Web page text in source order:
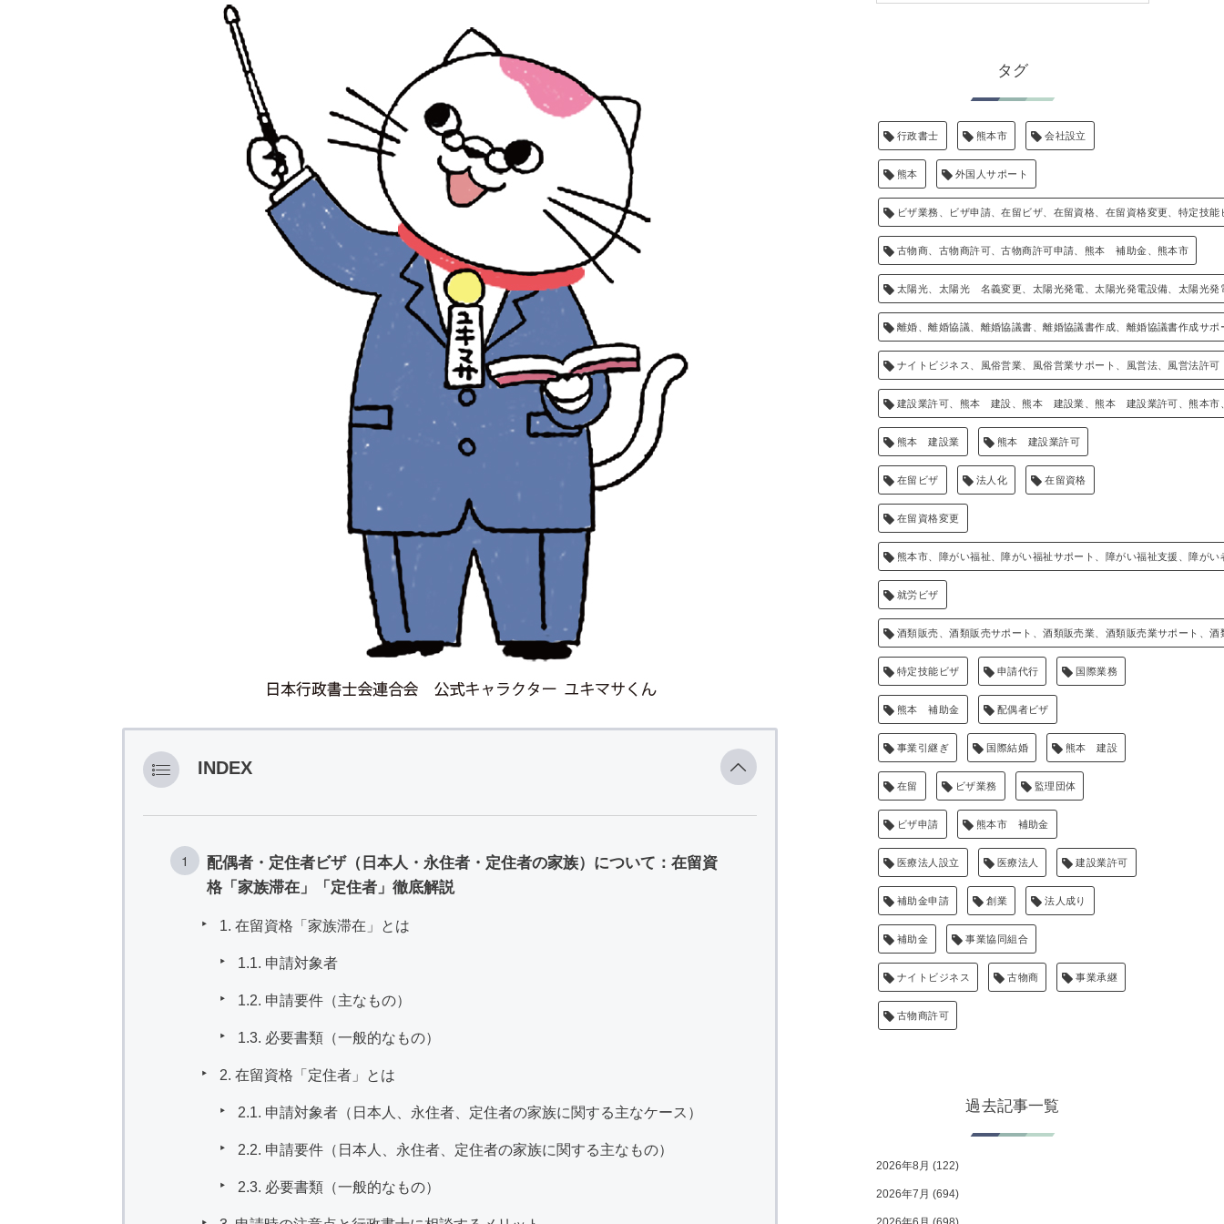
INDEX
配偶者・定住者ビザ（日本人・永住者・定住者の家族）について：在留資
格「家族滞在」「定住者」徹底解説
1. 在留資格「家族滞在」とは
1.1. 申請対象者
1.2. 申請要件（主なもの）
1.3. 必要書類（一般的なもの）
2. 在留資格「定住者」とは
2.1. 申請対象者（日本人、永住者、定住者の家族に関する主なケース）
2.2. 申請要件（日本人、永住者、定住者の家族に関する主なもの）
2.3. 必要書類（一般的なもの）
タグ
行政書士 熊本市 会社設立
熊本 外国人サポート
ビザ業務、ビザ申請、在留ビザ、在留資格、在留資格変更、特定技能
古物商、古物商許可、古物商許可申請、熊本 補助金、熊本市
太陽光、太陽光 名義変更、太陽光発電、太陽光発電設備、太陽光
離婚、離婚協議、離婚協議書、離婚協議書作成、離婚協議書作成サポ
ナイトビジネス、風俗営業、風俗営業サポート、風営法、風営法許可
建設業許可、熊本 建設、熊本 建設業、熊本 建設業許可、熊本市
熊本 建設業 熊本 建設業許可
在留ビザ 法人化 在留資格
在留資格変更
熊本市、障がい福祉、障がい福祉サポート、障がい福祉支援、障がい
就労ビザ
酒類販売、酒類販売サポート、酒類販売業、酒類販売業サポート、
特定技能ビザ 申請代行 国際業務
熊本 補助金 配偶者ビザ
事業引継ぎ 国際結婚 熊本 建設
在留 ビザ業務 監理団体
ビザ申請 熊本市 補助金
医療法人設立 医療法人 建設業許可
補助金申請 創業 法人成り
補助金 事業協同組合
ナイトビジネス 古物商 事業承継
古物商許可
過去記事一覧
2026年8月 (122)
2026年7月 (694)